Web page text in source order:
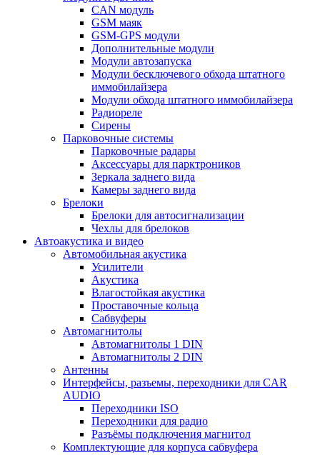
CAN модуль
GSM маяк
GSM-GPS модули
Дополнительные модули
Модули автозапуска
Модули бесключевого обхода штатного
иммобилайзера
Модули обхода штатного иммобилайзера
Радиореле
Сирены
Парковочные системы
Парковочные радары
Аксессуары для парктроников
Зеркала заднего вида
Камеры заднего вида
Брелоки
Брелоки для автосигнализации
Чехлы для брелоков
Автоакустика и видео
Автомобильная акустика
Усилители
Акустика
Влагостойкая акустика
Проставочные кольца
Сабвуферы
Автомагнитолы
Автомагнитолы 1 DIN
Автомагнитолы 2 DIN
Антенны
Интерфейсы, разъемы, переходники для CAR
AUDIO
Переходники ISO
Переходники для радио
Разъёмы подключения магнитол
Комплектующие для корпуса сабвуфера